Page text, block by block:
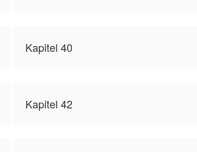
Kapitel 40
Kapitel 42